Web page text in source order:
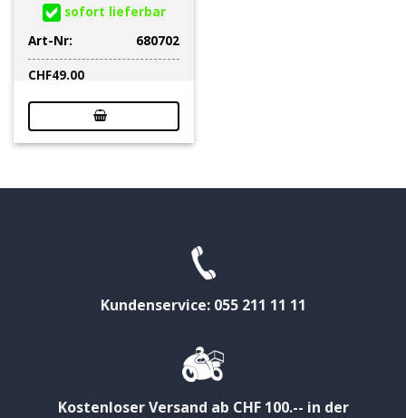
sofort lieferbar
Art-Nr:
680702
CHF49.00
Kundenservice: 055 211 11 11
Kostenloser Versand ab CHF 100.-- in der